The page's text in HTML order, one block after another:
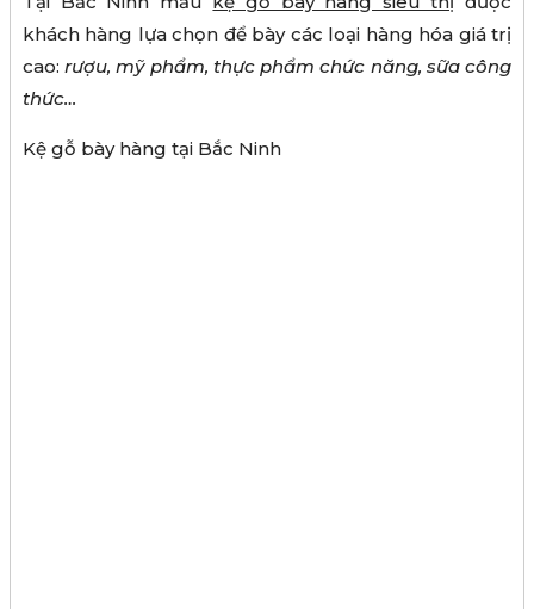
khách hàng lựa chọn để bày các loại hàng hóa giá trị
cao:rượu, mỹ phẩm, thực phẩm chức năng, sữa công
thức…
Kệ gỗ bày hàng tại Bắc Ninh